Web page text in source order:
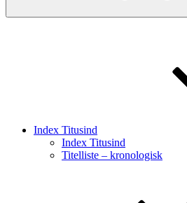
Index Titusind
Index Titusind
Titelliste – kronologisk